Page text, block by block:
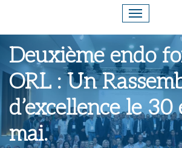
Deuxième endo
ORL : Un
d’excellence le
mai.